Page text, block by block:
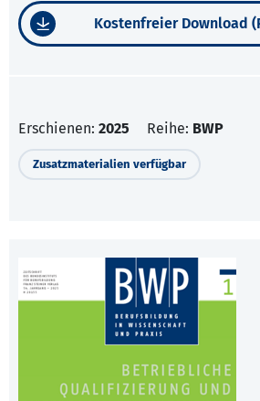
Kostenfreier Download
Erschienen: 2025 Reihe: BWP
Zusatzmaterialien verfügbar